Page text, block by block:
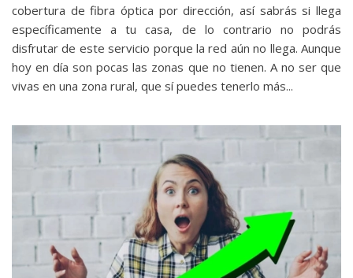
cobertura de fibra óptica por dirección, así sabrás si llega
específicamente a tu casa, de lo contrario no podrás
disfrutar de este servicio porque la red aún no llega. Aunque
hoy en día son pocas las zonas que no tienen. A no ser que
vivas en una zona rural, que sí puedes tenerlo más...